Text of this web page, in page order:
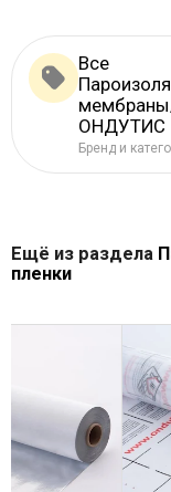
Все
ОНДУТИС
Бренд и
Ещё из раздела
пленки